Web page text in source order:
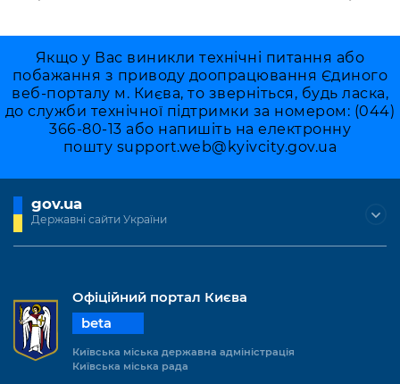
Якщо у Вас виникли технічні питання або
побажання з приводу доопрацювання Єдиного
веб-порталу м. Києва, то зверніться, будь ласка,
до служби технічної підтримки за номером: (044)
366-80-13 або напишіть на електронну
пошту support.web@kyivcity.gov.ua
gov.ua
Державні сайти України
Офіційний портал Києва
beta
Київська міська державна адміністрація
Київська міська рада